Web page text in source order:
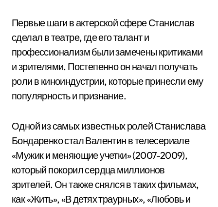
Первые шаги в актерской сфере Станислав
сделал в театре, где его талант и
профессионализм были замечены критиками
и зрителями. Постепенно он начал получать
роли в киноиндустрии, которые принесли ему
популярность и признание.
Одной из самых известных ролей Станислава
Бондаренко стал Валентин в телесериале
«Мужик и меняющие учетки» (2007-2009),
который покорил сердца миллионов
зрителей. Он также снялся в таких фильмах,
как «Жить», «В детях траурных», «Любовь и